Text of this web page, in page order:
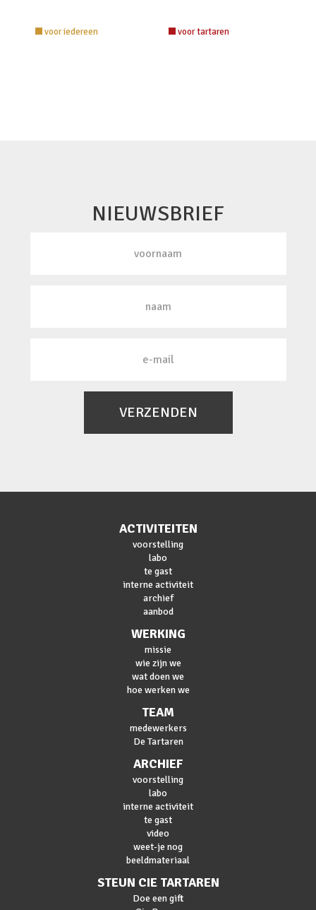
voor iedereen voor tartaren
NIEUWSBRIEF
VERZENDEN
ACTIVITEITEN
voorstelling
labo
te gast
interne activiteit
archief
aanbod
WERKING
missie
wie zijn we
wat doen we
hoe werken we
TEAM
medewerkers
De Tartaren
ARCHIEF
voorstelling
labo
interne activiteit
te gast
video
weet-je nog
beeldmateriaal
STEUN CIE TARTAREN
Doe een gift